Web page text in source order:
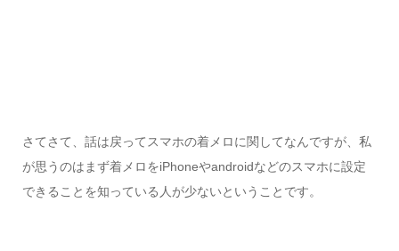
さてさて、話は戻ってスマホの着メロに関してなんですが、私
が思うのはまず着メロをiPhoneやandroidなどのスマホに設定
できることを知っている人が少ないということです。